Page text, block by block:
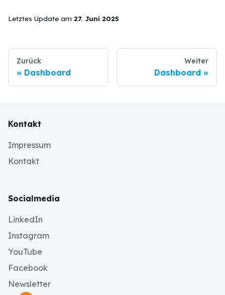
Letztes Update am 27. Juni 2025
Zurück
Dashboard
Weiter
Dashboard
Kontakt
Impressum
Kontakt
Socialmedia
LinkedIn
Instagram
YouTube
Facebook
Newsletter